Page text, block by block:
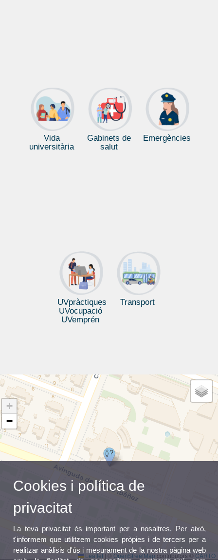
Vida
universitària
Gabinets de
salut
Emergències
UVpràctiques
UVocupació
UVemprén
Transport
+
−
Leaflet|©OpenStreetMapcontributors ©CARTO
Cookies i política de
privacitat
La teva privacitat és important per a nosaltres. Per això,
t'informem que utilitzem cookies pròpies i de tercers per a
realitzar anàlisis d'ús i mesurament de la nostra pàgina web